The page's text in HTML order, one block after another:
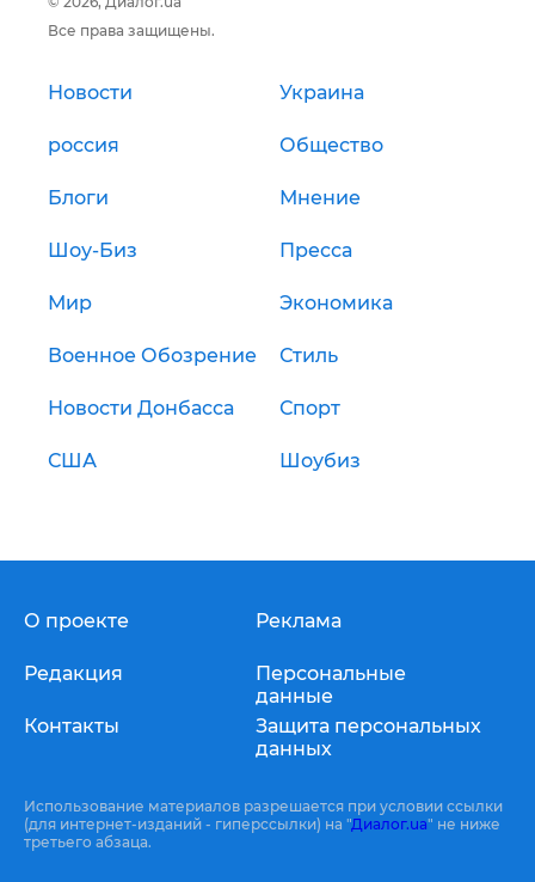
Все права защищены.
Новости Украина
россия Общество
Блоги Мнение
Шоу-Биз Пресса
Мир Экономика
Военное Обозрение Стиль
Новости Донбасса Спорт
США Шоубиз
О проекте
Редакция
Контакты
Реклама
Персональные
данные
Защита персональных
данных
Использование материалов разрешается при условии ссылки
(для интернет-изданий - гиперссылки) на "Диалог.ua" не ниже
третьего абзаца.